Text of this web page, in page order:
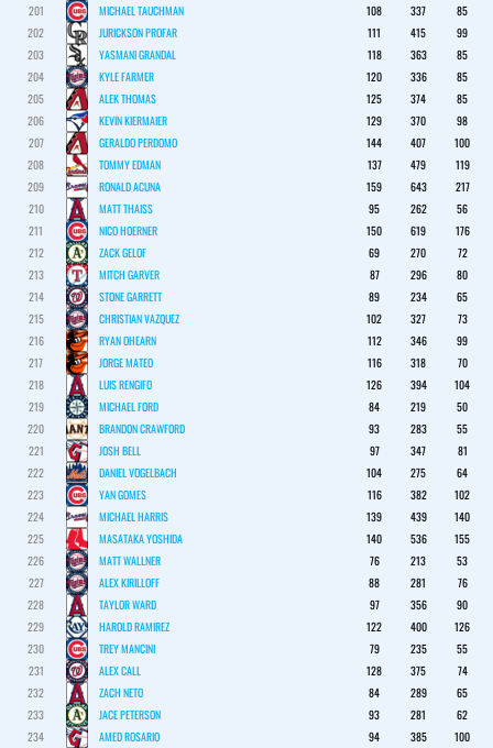
201
MICHAEL TAUCHMAN 108 337
85
202
JURICKSON PROFAR 111 415
99
203
YASMANI GRANDAL 118 363
85
204
KYLE FARMER 120 336
85
205
ALEK THOMAS 125 374
85
206
KEVIN KIERMAIER 129 370
98
207
GERALDO PERDOMO 144 407
100
208
TOMMY EDMAN 137 479
119
209
RONALD ACUNA 159 643
217
210
MATT THAISS 95 262
56
211
NICO HOERNER 150 619
176
212
ZACK GELOF 69 270
72
213
MITCH GARVER 87 296
80
214
STONE GARRETT 89 234
65
215
CHRISTIAN VAZQUEZ 102 327
73
216
RYAN OHEARN 112 346
99
217
JORGE MATEO 116 318
70
218
LUIS RENGIFO 126 394
104
219
MICHAEL FORD 84 219
50
220
BRANDON CRAWFORD 93 283
55
221
JOSH BELL 97 347
81
222
DANIEL VOGELBACH 104 275
64
223
YAN GOMES 116 382
102
224
MICHAEL HARRIS 139 439
140
225
MASATAKA YOSHIDA 140 536
155
226
MATT WALLNER 76 213
53
227
ALEX KIRILLOFF 88 281
76
228
TAYLOR WARD 97 356
90
229
HAROLD RAMIREZ 122 400
126
230
TREY MANCINI 79 235
55
231
ALEX CALL 128 375
74
232
ZACH NETO 84 289
65
233
JACE PETERSON 93 281
62
234
AMED ROSARIO 94 385
100